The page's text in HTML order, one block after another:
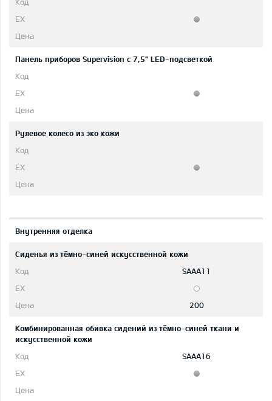
Панель приборов Supervision c 7,5" LED-подсветкой
Рулевое колесо из эко кожи
Bнутренняя отделка
Сиденья из тёмно-синей искусственной кожи
SAAA11
200
Комбинированная обивка сидений из тёмно-синей ткани и
искусственной кожи
SAAA16